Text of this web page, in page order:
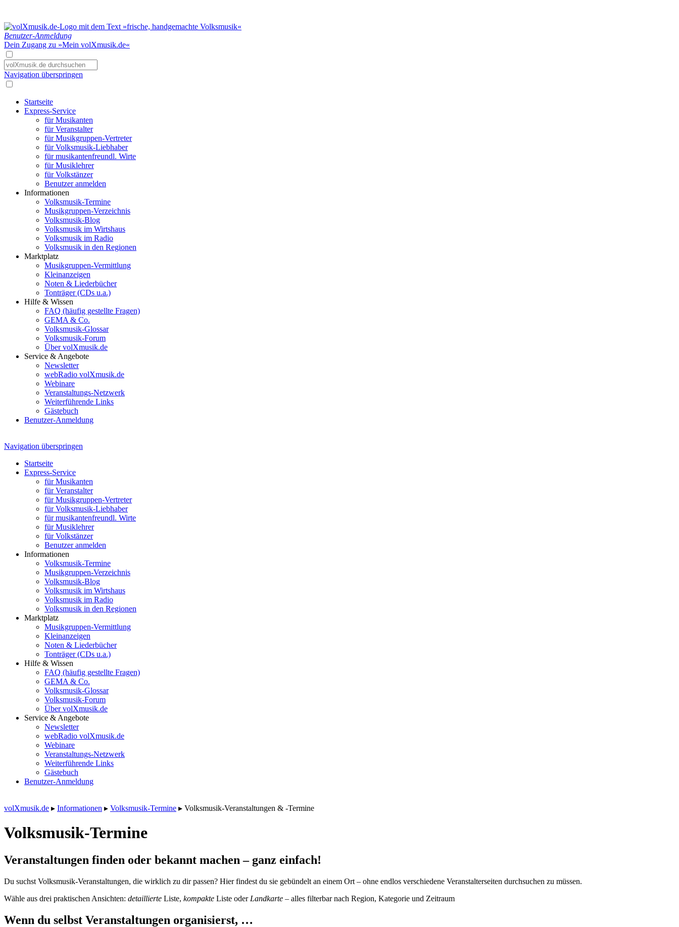
Benutzer-Anmeldung
Dein Zugang zu »Mein volXmusik.de«
Navigation überspringen
Startseite
Express-Service
für Musikanten
für Veranstalter
für Musikgruppen-Vertreter
für Volksmusik-Liebhaber
für musikantenfreundl. Wirte
für Musiklehrer
für Volkstänzer
Benutzer anmelden
Informationen
Volksmusik-Termine
Musikgruppen-Verzeichnis
Volksmusik-Blog
Volksmusik im Wirtshaus
Volksmusik im Radio
Volksmusik in den Regionen
Marktplatz
Musikgruppen-Vermittlung
Kleinanzeigen
Noten & Liederbücher
Tonträger (CDs u.a.)
Hilfe & Wissen
FAQ (häufig gestellte Fragen)
GEMA & Co.
Volksmusik-Glossar
Volksmusik-Forum
Über volXmusik.de
Service & Angebote
Newsletter
webRadio volXmusik.de
Webinare
Veranstaltungs-Netzwerk
Weiterführende Links
Gästebuch
Benutzer-Anmeldung
Navigation überspringen
Startseite
Express-Service
für Musikanten
für Veranstalter
für Musikgruppen-Vertreter
für Volksmusik-Liebhaber
für musikantenfreundl. Wirte
für Musiklehrer
für Volkstänzer
Benutzer anmelden
Informationen
Volksmusik-Termine
Musikgruppen-Verzeichnis
Volksmusik-Blog
Volksmusik im Wirtshaus
Volksmusik im Radio
Volksmusik in den Regionen
Marktplatz
Musikgruppen-Vermittlung
Kleinanzeigen
Noten & Liederbücher
Tonträger (CDs u.a.)
Hilfe & Wissen
FAQ (häufig gestellte Fragen)
GEMA & Co.
Volksmusik-Glossar
Volksmusik-Forum
Über volXmusik.de
Service & Angebote
Newsletter
webRadio volXmusik.de
Webinare
Veranstaltungs-Netzwerk
Weiterführende Links
Gästebuch
Benutzer-Anmeldung
volXmusik.de ▸ Informationen ▸ Volksmusik-Termine ▸ Volksmusik-Veranstaltungen & -Termine
Volksmusik-Termine
Veranstaltungen finden oder bekannt machen – ganz einfach!
Du suchst Volksmusik-Veranstaltungen, die wirklich zu dir passen? Hier findest du sie gebündelt an einem Ort – ohne endlos verschiedene Veranstalterseiten durchsuchen zu müssen.
Wähle aus drei praktischen Ansichten: detaillierte Liste, kompakte Liste oder Landkarte – alles filterbar nach Region, Kategorie und Zeitraum
Wenn du selbst Veranstaltungen organisierst, …